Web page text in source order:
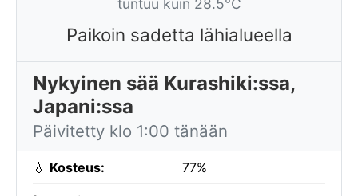
tuntuu kuin 28.5°C
Paikoin sadetta lähialueella
Nykyinen sää Kurashiki:ssa,
Japani:ssa
Päivitetty klo 1:00 tänään
💧 Kosteus: 77%